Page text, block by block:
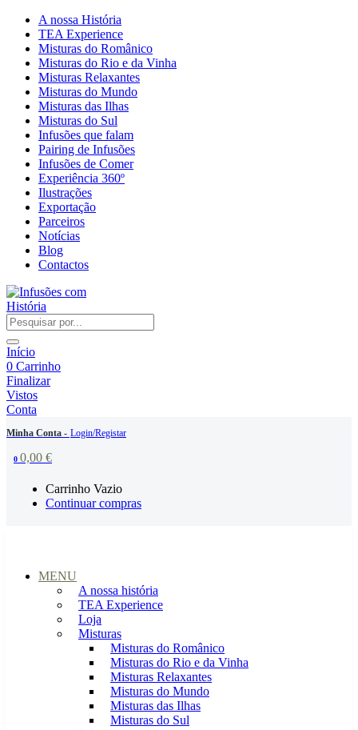
A nossa História
TEA Experience
Misturas do Românico
Misturas do Rio e da Vinha
Misturas Relaxantes
Misturas do Mundo
Misturas das Ilhas
Misturas do Sul
Infusões que falam
Pairing de Infusões
Infusões de Comer
Experiência 360º
Ilustrações
Exportação
Parceiros
Notícias
Blog
Contactos
Início
0 Carrinho
Finalizar
Vistos
Conta
Minha Conta - Login/Registar
0 0,00 €
Carrinho Vazio
Continuar compras
MENU
A nossa história
TEA Experience
Loja
Misturas
Misturas do Românico
Misturas do Rio e da Vinha
Misturas Relaxantes
Misturas do Mundo
Misturas das Ilhas
Misturas do Sul